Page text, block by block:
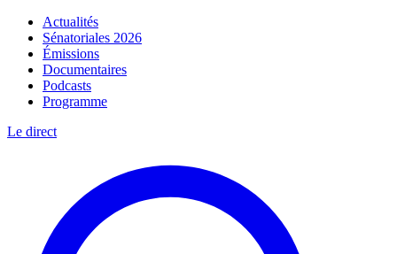
Actualités
Sénatoriales 2026
Émissions
Documentaires
Podcasts
Programme
Le direct